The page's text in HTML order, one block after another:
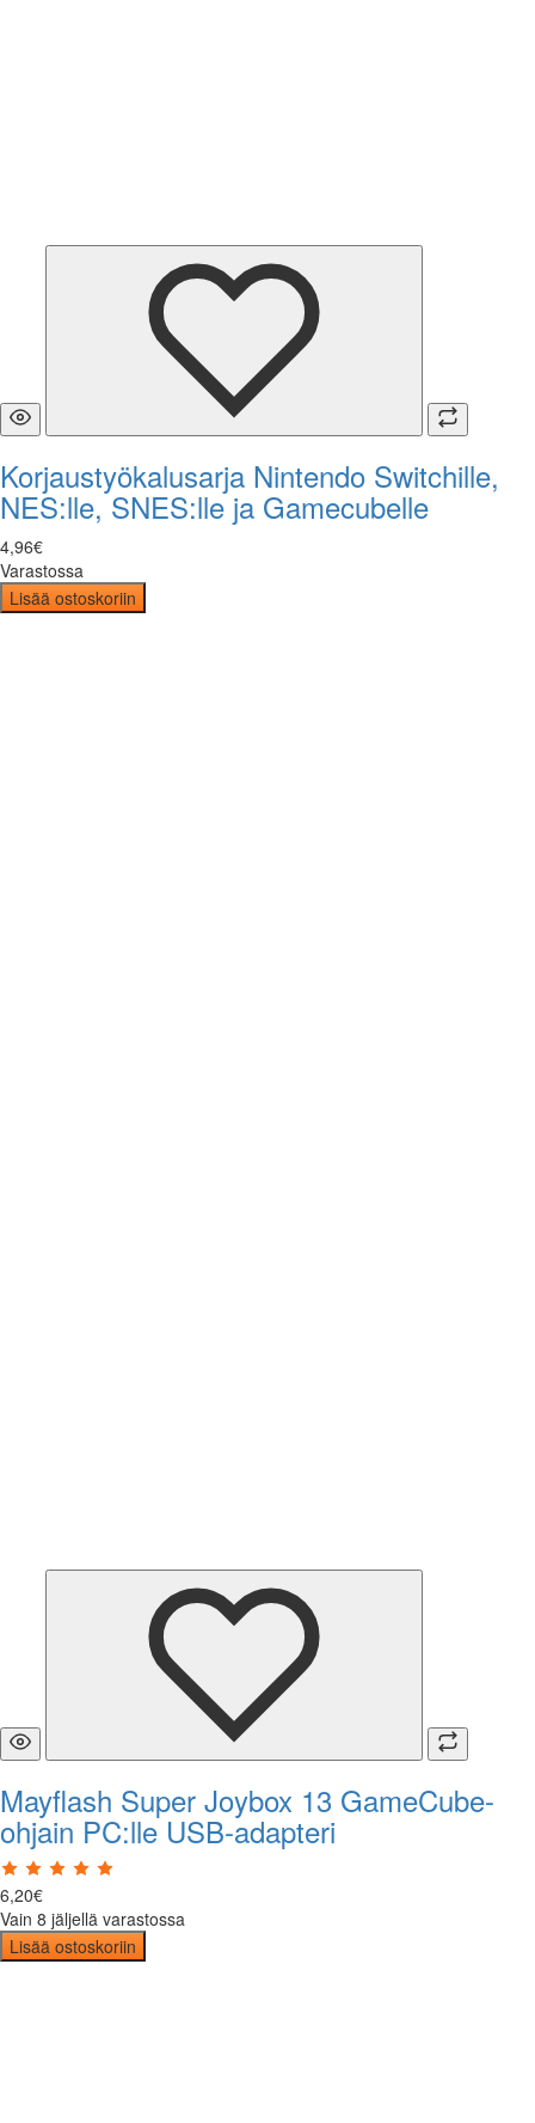
Korjaustyökalusarja Nintendo Switchille,
NES:lle, SNES:lle ja Gamecubelle
4,96€
Varastossa
Lisää ostoskoriin
Mayflash Super Joybox 13 GameCube-
ohjain PC:lle USB-adapteri
6,20€
Vain 8 jäljellä varastossa
Lisää ostoskoriin